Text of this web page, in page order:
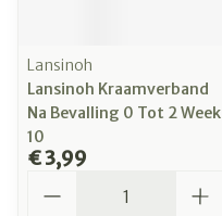
Lansinoh
Lansinoh Kraamverband
Na Bevalling 0 Tot 2 Week
10
€ 3,99